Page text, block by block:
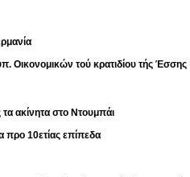
Οικονομικών τού κρατιδίου τής Έσσης
τα ακίνητα στο Ντουμπάι
προ 10ετίας επίπεδα